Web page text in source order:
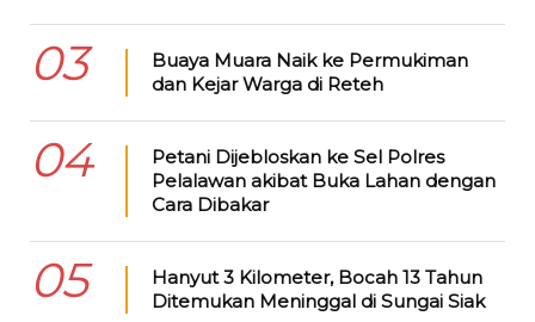
03
Buaya Muara Naik ke Permukiman
dan Kejar Warga di Reteh
04
Petani Dijebloskan ke Sel Polres
Pelalawan akibat Buka Lahan dengan
Cara Dibakar
05
Hanyut 3 Kilometer, Bocah 13 Tahun
Ditemukan Meninggal di Sungai Siak